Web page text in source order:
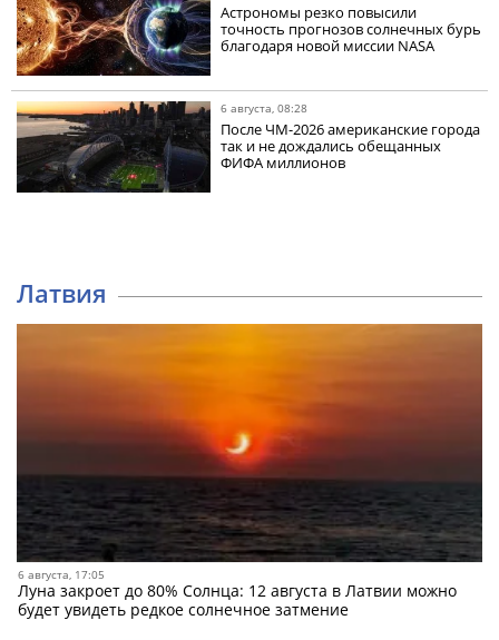
Астрономы резко повысили
точность прогнозов солнечных бурь
благодаря новой миссии NASA
6 августа, 08:28
После ЧМ-2026 американские города
так и не дождались обещанных
ФИФА миллионов
Латвия
6 августа, 17:05
Луна закроет до 80% Солнца: 12 августа в Латвии можно
будет увидеть редкое солнечное затмение